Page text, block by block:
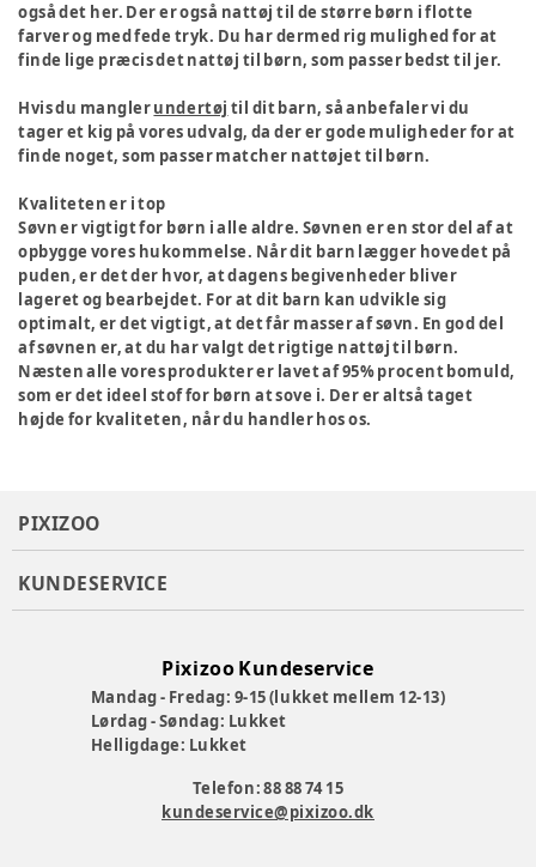
også det her. Der er også nattøj til de større børn i flotte
farver og med fede tryk. Du har dermed rig mulighed for at
finde lige præcis det nattøj til børn, som passer bedst til jer.
Hvis du manglerundertøj til dit barn, så anbefaler vi du
tager et kig på vores udvalg, da der er gode muligheder for at
finde noget, som passer matcher nattøjet til børn.
Kvaliteten er i top
Søvn er vigtigt for børn i alle aldre. Søvnen er en stor del af at
opbygge vores hukommelse. Når dit barn lægger hovedet på
puden, er det der hvor, at dagens begivenheder bliver
lageret og bearbejdet. For at dit barn kan udvikle sig
optimalt, er det vigtigt, at det får masser af søvn. En god del
af søvnen er, at du har valgt det rigtige nattøj til børn.
Næsten alle vores produkter er lavet af 95% procent bomuld,
som er det ideel stof for børn at sove i. Der er altså taget
højde for kvaliteten, når du handler hos os.
PIXIZOO
KUNDESERVICE
Pixizoo Kundeservice
Mandag - Fredag: 9-15 (lukket mellem 12-13)
Lørdag - Søndag: Lukket
Helligdage: Lukket
Telefon: 88 88 74 15
kundeservice@pixizoo.dk